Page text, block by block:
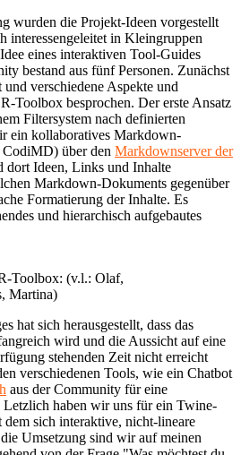
wurden die Projekt-Ideen vorgestellt
interessengeleitet in Kleingruppen
eines interaktiven Tool-Guides
bestand aus fünf Personen. Zunächst
verschiedene Aspekte und
Toolbox besprochen. Der erste Ansatz
Filtersystem nach definierten
ein kollaboratives Markdown-
über den Markdownserver der
dort Ideen, Links und Inhalte
Markdown-Dokuments gegenüber
Formatierung der Inhalte. Es
und hierarchisch aufgebautes
Toolbox: (v.l.: Olaf,
Martina)
hat sich herausgestellt, dass das
wird und die Aussicht auf eine
stehenden Zeit nicht erreicht
verschiedenen Tools, wie ein Chatbot
aus der Community für eine
Letzlich haben wir uns für ein Twine-
sich interaktive, nicht-lineare
Umsetzung sind wir auf meinen